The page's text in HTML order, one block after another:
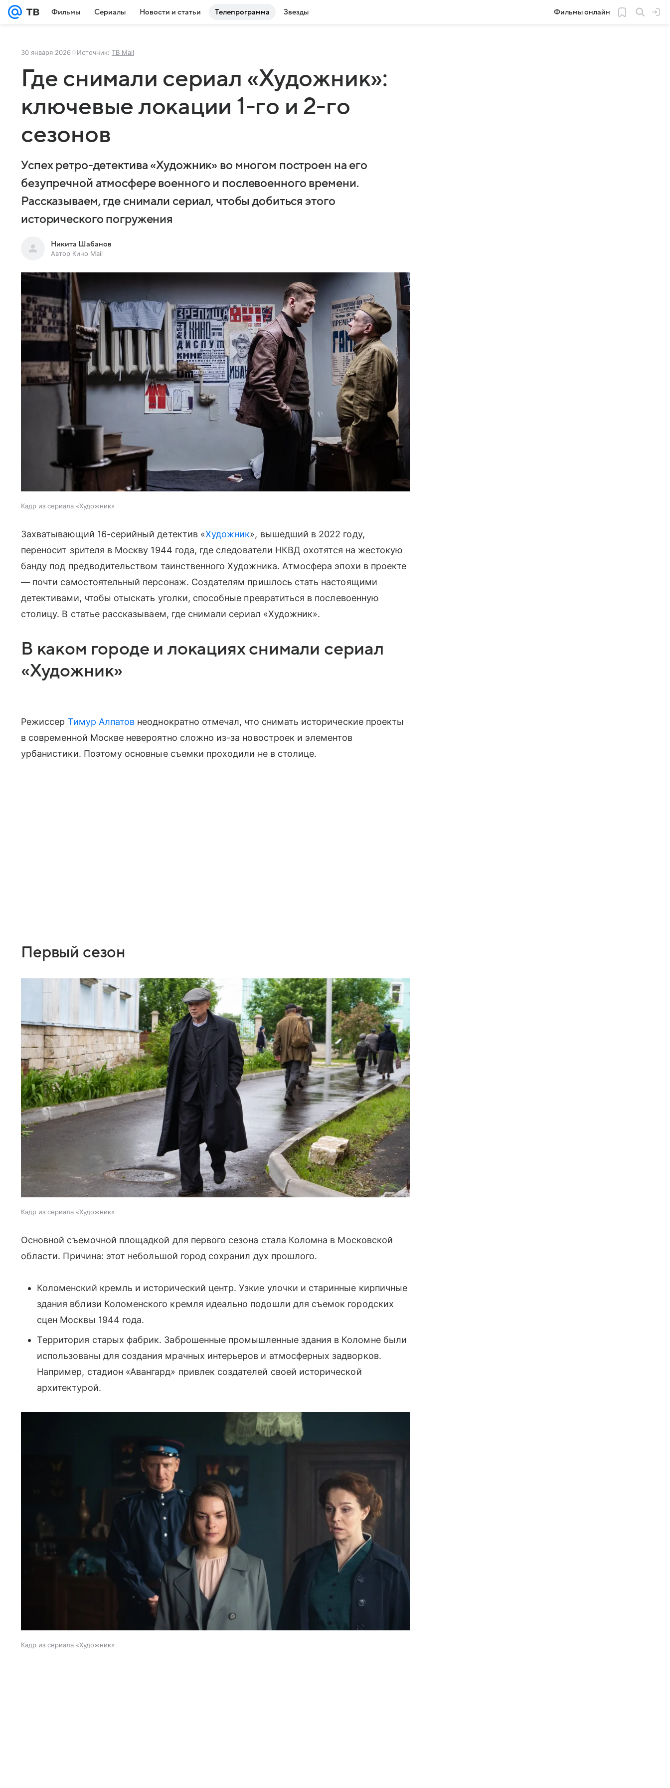
Фильмы Сериалы Новости и статьи Телепрограмма Звезды Фильмы онлайн
30 января 2026 Источник: ТВ Mail
Где снимали сериал «Художник»:
ключевые локации 1-го и 2-го
сезонов
Успех ретро-детектива «Художник» во многом построен на его
безупречной атмосфере военного и послевоенного времени.
Рассказываем, где снимали сериал, чтобы добиться этого
исторического погружения
Никита Шабанов
Автор Кино Mail
Кадр из сериала «Художник»
Захватывающий 16-серийный детектив «Художник», вышедший в 2022 году,
переносит зрителя в Москву 1944 года, где следователи НКВД охотятся на жестокую
банду под предводительством таинственного Художника. Атмосфера эпохи в проекте
— почти самостоятельный персонаж. Создателям пришлось стать настоящими
детективами, чтобы отыскать уголки, способные превратиться в послевоенную
столицу. В статье рассказываем, где снимали сериал «Художник».
В каком городе и локациях снимали сериал
«Художник»
Режиссер Тимур Алпатов неоднократно отмечал, что снимать исторические проекты
в современной Москве невероятно сложно из-за новостроек и элементов
урбанистики. Поэтому основные съемки проходили не в столице.
Первый сезон
Кадр из сериала «Художник»
Основной съемочной площадкой для первого сезона стала Коломна в Московской
области. Причина: этот небольшой город сохранил дух прошлого.
Коломенский кремль и исторический центр. Узкие улочки и старинные кирпичные
здания вблизи Коломенского кремля идеально подошли для съемок городских
сцен Москвы 1944 года.
Территория старых фабрик. Заброшенные промышленные здания в Коломне были
использованы для создания мрачных интерьеров и атмосферных задворков.
Например, стадион «Авангард» привлек создателей своей исторической
архитектурой.
Кадр из сериала «Художник»